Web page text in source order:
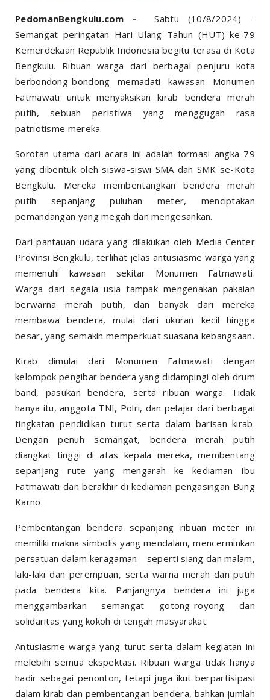
PedomanBengkulu.com -Sabtu (10/8/2024) –
Semangat peringatan Hari Ulang Tahun (HUT) ke-79
Kemerdekaan Republik Indonesia begitu terasa di Kota
Bengkulu. Ribuan warga dari berbagai penjuru kota
berbondong-bondong memadati kawasan Monumen
Fatmawati untuk menyaksikan kirab bendera merah
putih, sebuah peristiwa yang menggugah rasa
patriotisme mereka.
Sorotan utama dari acara ini adalah formasi angka 79
yang dibentuk oleh siswa-siswi SMA dan SMK se-Kota
Bengkulu. Mereka membentangkan bendera merah
putih sepanjang puluhan meter, menciptakan
pemandangan yang megah dan mengesankan.
Dari pantauan udara yang dilakukan oleh Media Center
Provinsi Bengkulu, terlihat jelas antusiasme warga yang
memenuhi kawasan sekitar Monumen Fatmawati.
Warga dari segala usia tampak mengenakan pakaian
berwarna merah putih, dan banyak dari mereka
membawa bendera, mulai dari ukuran kecil hingga
besar, yang semakin memperkuat suasana kebangsaan.
Kirab dimulai dari Monumen Fatmawati dengan
kelompok pengibar bendera yang didampingi oleh drum
band, pasukan bendera, serta ribuan warga. Tidak
hanya itu, anggota TNI, Polri, dan pelajar dari berbagai
tingkatan pendidikan turut serta dalam barisan kirab.
Dengan penuh semangat, bendera merah putih
diangkat tinggi di atas kepala mereka, membentang
sepanjang rute yang mengarah ke kediaman Ibu
Fatmawati dan berakhir di kediaman pengasingan Bung
Karno.
Pembentangan bendera sepanjang ribuan meter ini
memiliki makna simbolis yang mendalam, mencerminkan
persatuan dalam keragaman—seperti siang dan malam,
laki-laki dan perempuan, serta warna merah dan putih
pada bendera kita. Panjangnya bendera ini juga
menggambarkan semangat gotong-royong dan
solidaritas yang kokoh di tengah masyarakat.
Antusiasme warga yang turut serta dalam kegiatan ini
melebihi semua ekspektasi. Ribuan warga tidak hanya
hadir sebagai penonton, tetapi juga ikut berpartisipasi
dalam kirab dan pembentangan bendera, bahkan jumlah